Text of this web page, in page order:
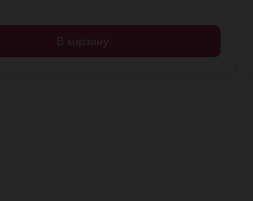
В корзину